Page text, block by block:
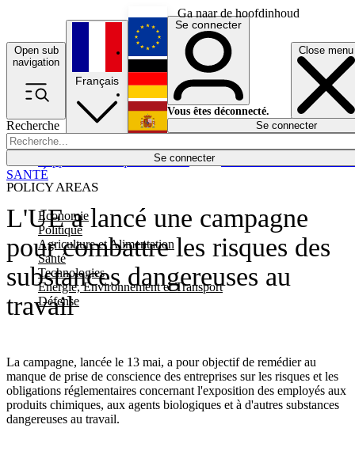
Ga naar de hoofdinhoud
Open sub
navigation
Close menu
Recherche
Se connecter
POLICY AREAS
Economie
Politique
Agriculture et Alimentation
Santé
Technologies
Energie, Environnement et Transport
Défense
Économie
Français
English
Deutsch
Español
Se connecter
Vous êtes déconnecté.
Se connecter
L'UE a lancé une campagne
pour combattre les risques des
substances dangereuses au
travail
La campagne, lancée le 13 mai, a pour objectif de remédier au
manque de prise de conscience des entreprises sur les risques et les
obligations réglementaires concernant l'exposition des employés aux
produits chimiques, aux agents biologiques et à d'autres substances
dangereuses au travail.
SANTÉ